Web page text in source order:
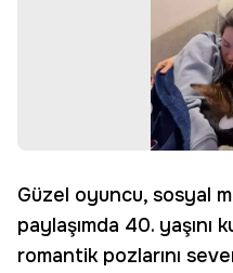
Güzel oyuncu, sosyal
paylaşımda 40. yaşını
romantik pozlarını